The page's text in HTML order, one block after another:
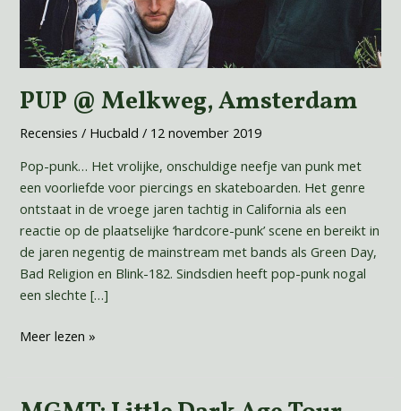
PUP @ Melkweg, Amsterdam
Recensies / Hucbald/ 12 november 2019
Pop-punk… Het vrolijke, onschuldige neefje van punk met
een voorliefde voor piercings en skateboarden. Het genre
ontstaat in de vroege jaren tachtig in California als een
reactie op de plaatselijke ‘hardcore-punk’ scene en bereikt in
de jaren negentig de mainstream met bands als Green Day,
Bad Religion en Blink-182. Sindsdien heeft pop-punk nogal
een slechte […]
Meer lezen »
MGMT: